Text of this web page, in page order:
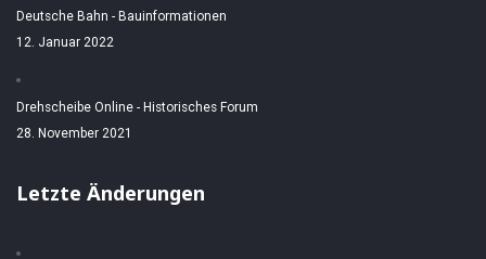
Deutsche Bahn - Bauinformationen
12. Januar 2022
Drehscheibe Online - Historisches Forum
28. November 2021
Letzte Änderungen